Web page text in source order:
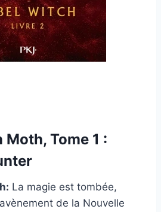
Tome 1 :
La magie est tombée,
de la Nouvelle